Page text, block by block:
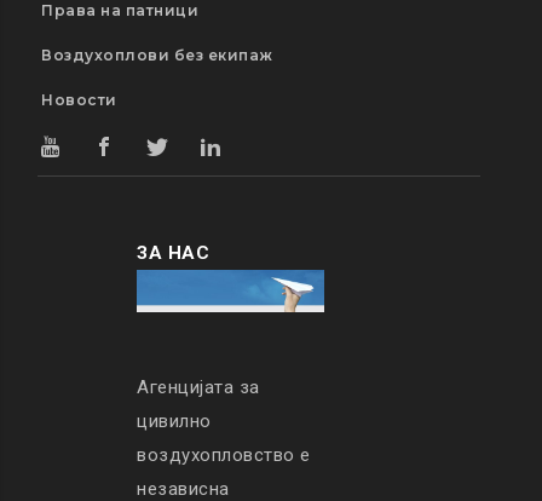
Права на патници
Воздухоплови без екипаж
Новости
ЗА НАС
Агенцијата за
цивилно
воздухопловство е
независна